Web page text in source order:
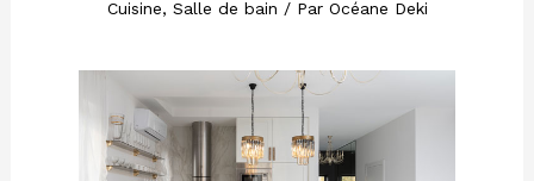
Cuisine, Salle de bain / Par Océane Deki